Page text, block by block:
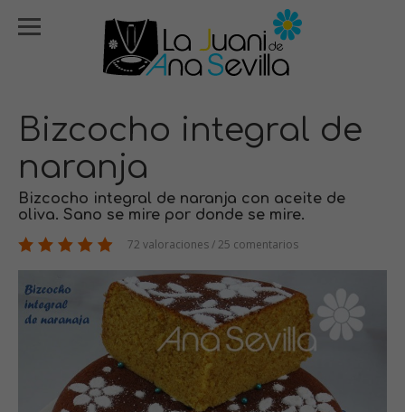
Bizcocho integral de
naranja
Bizcocho integral de naranja con aceite de
oliva. Sano se mire por donde se mire.
72 valoraciones / 25 comentarios